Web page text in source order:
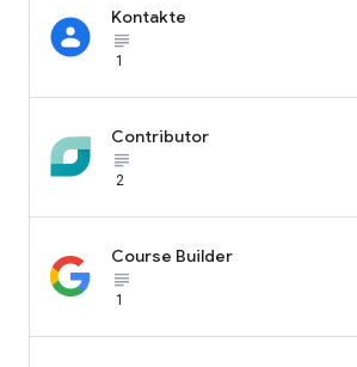
Kontakte
subject_black
1
Contributor
subject_black
2
Course Builder
subject_black
1